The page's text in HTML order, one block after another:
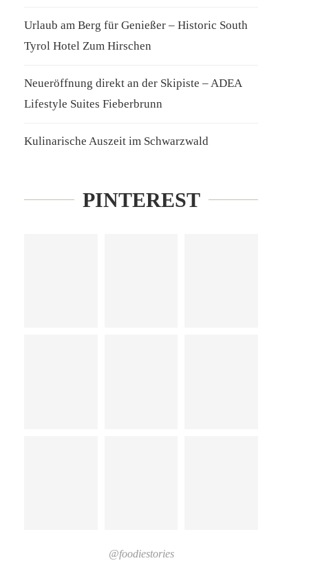
Urlaub am Berg für Genießer – Historic South
Tyrol Hotel Zum Hirschen
Neueröffnung direkt an der Skipiste – ADEA
Lifestyle Suites Fieberbrunn
Kulinarische Auszeit im Schwarzwald
PINTEREST
@foodiestories